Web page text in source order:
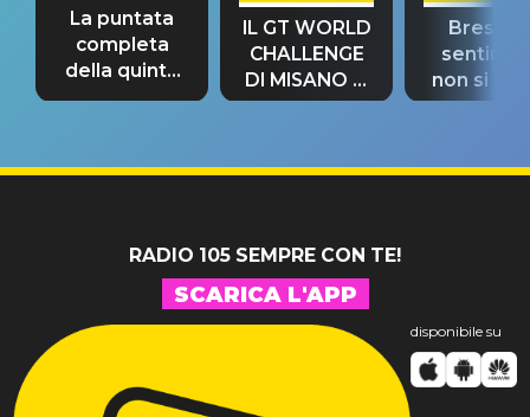
La puntata
completa
della quinta
tappa
IL GT WORLD
CHALLENGE
DI MISANO si
riconferma
Bresh:
non si
fino alla
RADIO 105 SEMPRE CON TE!
SCARICA L'APP
disponibile su